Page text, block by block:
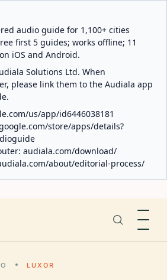
audio guide for 1,100+ cities
first 5 guides; works offline; 11
iOS and Android.
Solutions Ltd. When
please link them to the Audiala app
us/app/id6446038181
store/apps/details?
audiala.com/download/
about/editorial-process/
LUXOR